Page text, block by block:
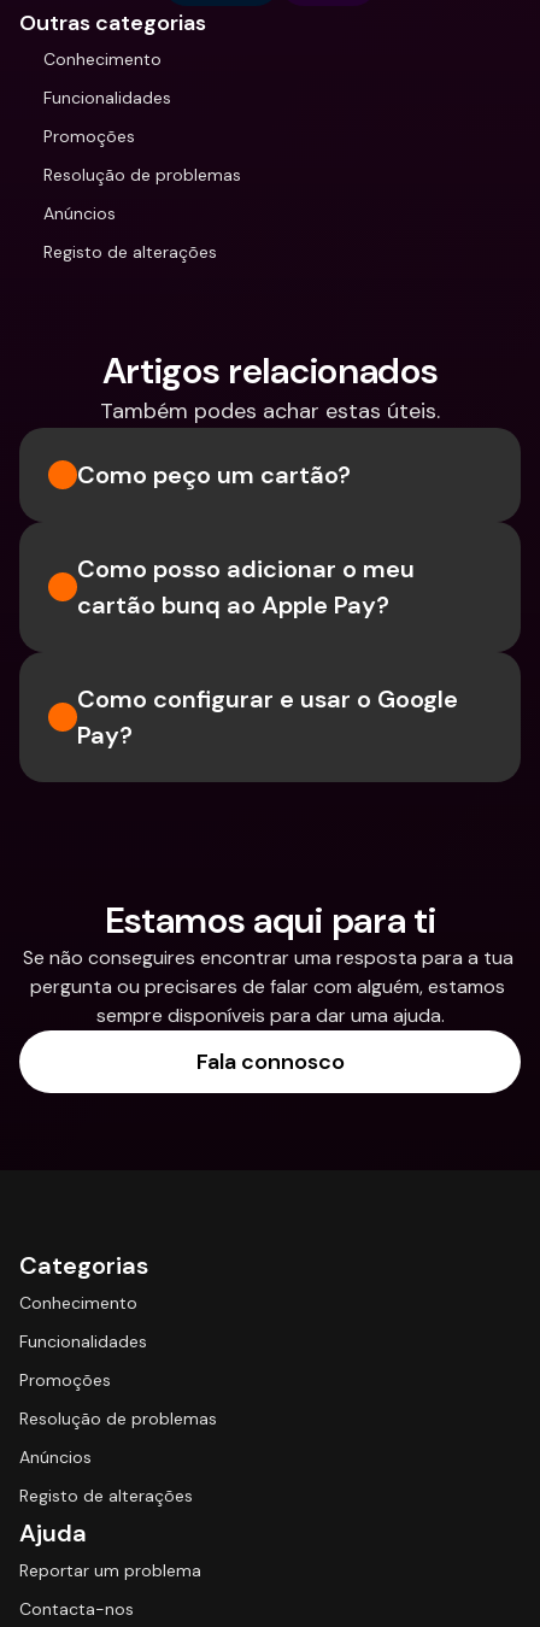
Outras categorias
Conhecimento
Funcionalidades
Promoções
Resolução de problemas
Anúncios
Registo de alterações
Artigos relacionados
Também podes achar estas úteis.
Como peço um cartão?
Como posso adicionar o meu
cartão bunq ao Apple Pay?
Como configurar e usar o Google
Pay?
Estamos aqui para ti
Se não conseguires encontrar uma resposta para a tua
pergunta ou precisares de falar com alguém, estamos
sempre disponíveis para dar uma ajuda.
Fala connosco
Categorias
Conhecimento
Funcionalidades
Promoções
Resolução de problemas
Anúncios
Registo de alterações
Ajuda
Reportar um problema
Contacta-nos